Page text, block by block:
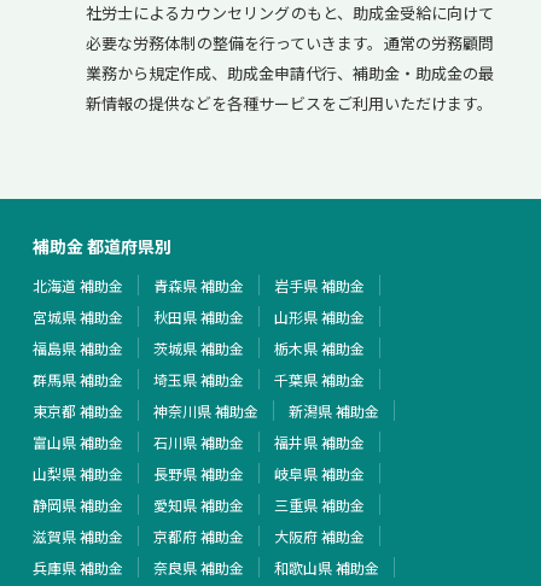
社労士によるカウンセリングのもと、助成金受給に向けて
必要な労務体制の整備を行っていきます。通常の労務顧問
業務から規定作成、助成金申請代行、補助金・助成金の最
新情報の提供などを各種サービスをご利用いただけます。
補助金 都道府県別
北海道 補助金 青森県 補助金
岩手県 補助金
宮城県 補助金
秋田県 補助金
山形県 補助金
福島県 補助金
茨城県 補助金
栃木県 補助金
群馬県 補助金
埼玉県 補助金
千葉県 補助金
東京都 補助金
神奈川県 補助金
新潟県 補助金
富山県 補助金
石川県 補助金
福井県 補助金
山梨県 補助金
長野県 補助金
岐阜県 補助金
静岡県 補助金
愛知県 補助金
三重県 補助金
滋賀県 補助金
京都府 補助金
大阪府 補助金
兵庫県 補助金
奈良県 補助金
和歌山県 補助金